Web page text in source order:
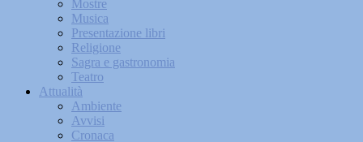
Mostre
Musica
Presentazione libri
Religione
Sagra e gastronomia
Teatro
Attualità
Ambiente
Avvisi
Cronaca